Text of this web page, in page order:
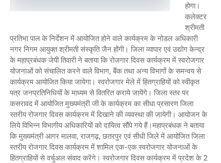
होगा।
कलेक्टर
श्रीमती
प्रतिभा पाल के निर्देशन में आयोजित होने वाले कार्यक्रम के नोडल अधिकारी
नगर निगम आयुक्त श्रीमती संस्कृति जैन होंगी। जिला व्यापार एवं उद्योग केन्द्र
के महाप्रबंधक जेपी तिवारी ने बताया कि रोजगार दिवस कार्यक्रम में स्वरोजगार
योजनाओं को संचालित करने वाले विभाग, बैंक तथा अन्य विभागों के समन्वय से
कार्यक्रम आयोजित किया जायेगा। स्वरोजगार मेले में हितग्राहियों को स्वीकृत
पत्र जनप्रतिनिधियों के माध्यम से वितरित कराये जायेंगे। जिला स्तर पर
कसरावद में आयोजित मुख्यमंत्री जी के कार्यक्रम का सीधा प्रसारण जिला
स्तरीय रोजगार दिवस कार्यक्रम में दिखाने की व्यवस्था की जायेगी। आयोजन के
लिये विभिन्न विभागीय अधिकारियों को दायित्व सौंपे गये हैं।महाप्रबंधक ने बताया
कि मुख्यमंत्री आगर मालवा, राजगढ़, छतरपुर एवं सीधी जिले में आयोजित जिला
स्तरीय रोजगार दिवस कार्यक्रम में शामिल एक-एक स्वरोजगार योजनाओं के
हितग्राहियों से वर्चुअल संवाद करेंगे। स्वरोजगार दिवस कार्यक्रम में प्रदेश के 2